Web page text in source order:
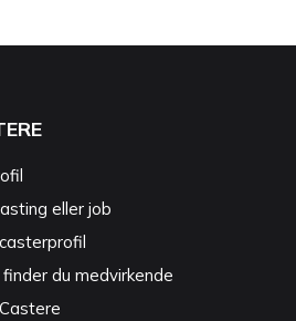
eller job
du medvirkende